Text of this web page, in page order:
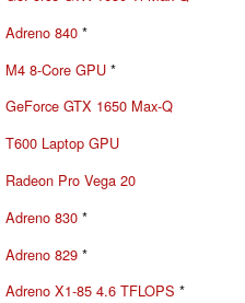
Adreno 840 *
M4 8-Core GPU *
GeForce GTX 1650 Max-Q
T600 Laptop GPU
Radeon Pro Vega 20
Adreno 830 *
Adreno 829 *
Adreno X1-85 4.6 TFLOPS *